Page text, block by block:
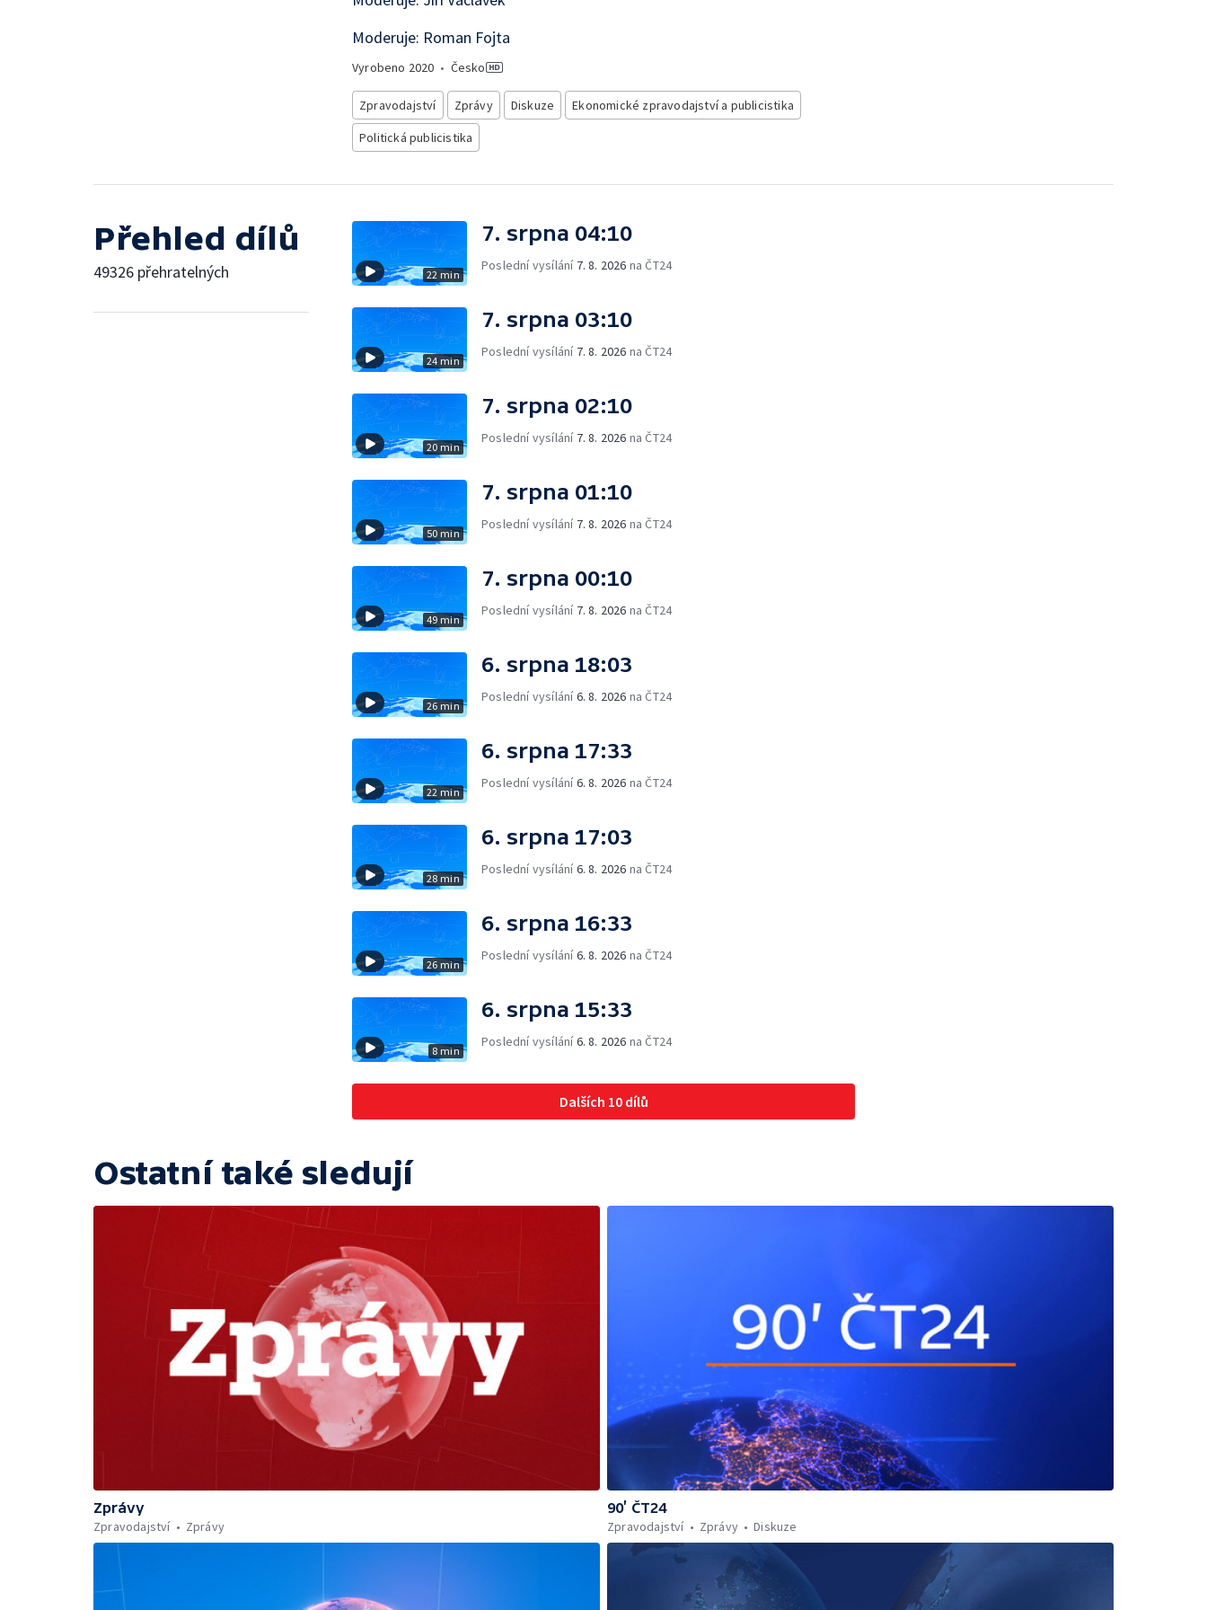
Moderuje: Roman Fojta
Vyrobeno 2020 • Česko
Zpravodajství Zprávy Diskuze
Ekonomické zpravodajství a publicistika
Politická publicistika
Přehled dílů
49326 přehratelných 22 min
7. srpna 04:10
Poslední vysílání 7. 8. 2026 na ČT24
24 min
7. srpna 03:10
Poslední vysílání 7. 8. 2026 na ČT24
20 min
7. srpna 02:10
Poslední vysílání 7. 8. 2026 na ČT24
50 min
7. srpna 01:10
Poslední vysílání 7. 8. 2026 na ČT24
49 min
7. srpna 00:10
Poslední vysílání 7. 8. 2026 na ČT24
26 min
6. srpna 18:03
Poslední vysílání6. 8. 2026 na ČT24
22 min
6. srpna 17:33
Poslední vysílání6. 8. 2026 na ČT24
28 min
6. srpna 17:03
Poslední vysílání6. 8. 2026 na ČT24
26 min
6. srpna 16:33
Poslední vysílání6. 8. 2026 na ČT24
8 min
6. srpna 15:33
Poslední vysílání6. 8. 2026 na ČT24
Dalších 10 dílů
Ostatní také sledují
Zprávy
Zpravodajství
Zprávy
90’ ČT24
Zpravodajství
Zprávy Diskuze